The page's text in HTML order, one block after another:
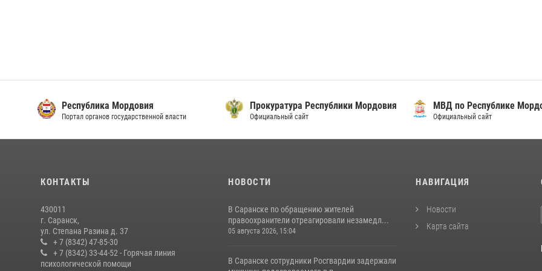
Республика Мордовия
Портал органов государственной власти
Прокуратура Республики Мордовия
Официальный сайт
МВД по Республике
Официальный сайт
КОНТАКТЫ
430011
г. Саранск,
ул. Степана Разина д. 37
+ 7 (8342) 47-85-30
+ 7 (8342) 33-44-52 - Горячая линия
психологической помощи
НОВОСТИ
В Саранске по обращению жителей
правоохранители отреагировали незамедл...
05 августа 2026, 15:04
В Саранске сотрудники Росгвардии задержали
НАВИГАЦИЯ
Новости
Карта сайта